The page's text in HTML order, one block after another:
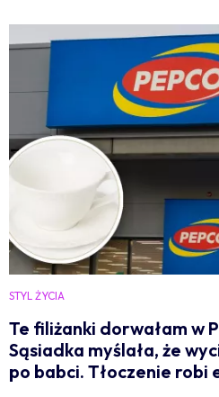
STYL ŻYCIA
Te filiżanki dorwałam w
Sąsiadka myślała, że
po babci. Tłoczenie robi